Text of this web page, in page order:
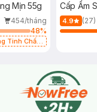
Mịn 55g
454/tháng
48%
Tinh Chất
Cấp Ẩm
4.9 (27)